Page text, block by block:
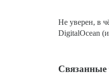
Не уверен, в
DigitalOcean